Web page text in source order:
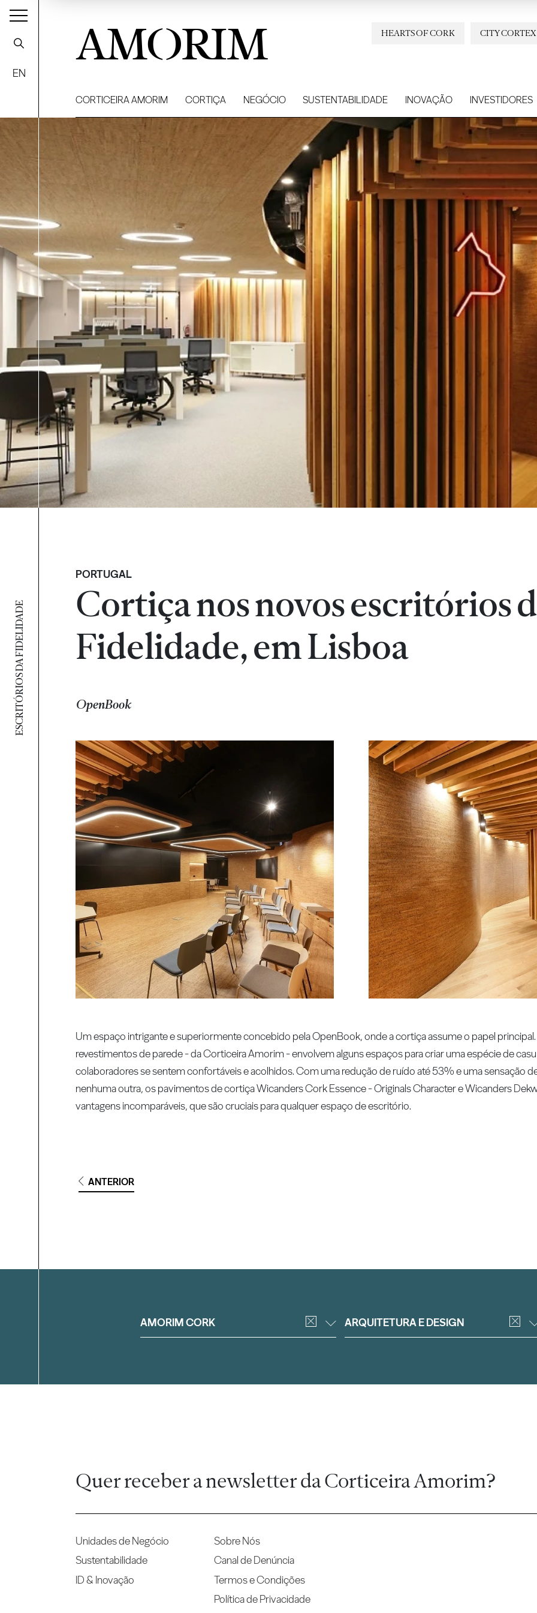
ESCRITÓRIOS DA FIDELIDADE
EN
AMORIM CITY CORTEX
HEARTS OF CORK
CORTICEIRA AMORIM CORTIÇA NEGÓCIO SUSTENTABILIDADE INOVAÇÃO INVESTIDORES
PORTUGAL
Cortiça nos novos escritórios
Fidelidade, em Lisboa
OpenBook
Um espaço intrigante e superiormente concebido pela OpenBook, onde a cortiça assume o papel
revestimentos de parede - da Corticeira Amorim - envolvem alguns espaços para criar uma espécie de
colaboradores se sentem confortáveis e acolhidos. Com uma redução de ruído até 53% e uma sensação
nenhuma outra, os pavimentos de cortiça Wicanders Cork Essence - Originals Character e Wicanders
vantagens incomparáveis, que são cruciais para qualquer espaço de escritório.
ANTERIOR
FiltrarAMORIM CORK ARQUITETURA E DESIGN
Quer receber a newsletter da Corticeira Amorim?
Unidades de Negócio
Sustentabilidade
ID & Inovação
Sobre Nós
Canal de Denúncia
Termos e Condições
Política de Privacidade